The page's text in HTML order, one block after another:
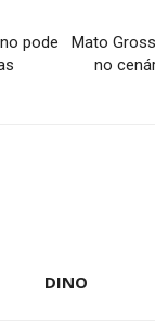
pode
Mato
no
DINO